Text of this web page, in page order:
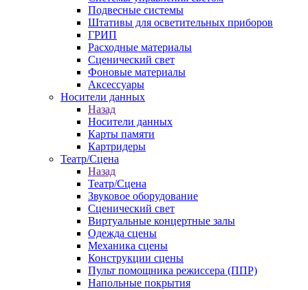
Подвесные системы
Штативы для осветительных приборов
ГРИП
Расходные материалы
Сценический свет
Фоновые материалы
Аксессуары
Носители данных
Назад
Носители данных
Карты памяти
Картридеры
Театр/Сцена
Назад
Театр/Сцена
Звуковое оборудование
Сценический свет
Виртуальные концертные залы
Одежда сцены
Механика сцены
Конструкции сцены
Пульт помощника режиссера (ППР)
Напольные покрытия